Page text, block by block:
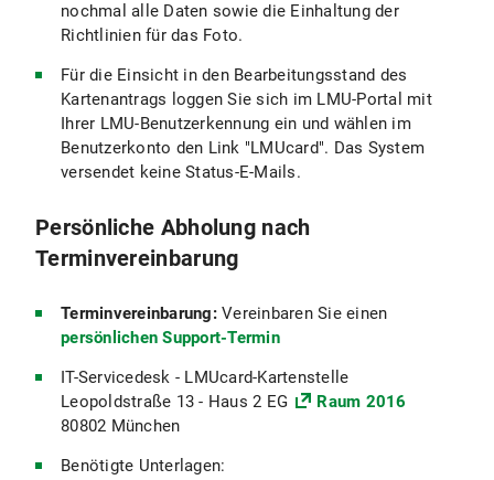
nochmal alle Daten sowie die Einhaltung der
Richtlinien für das Foto.
Für die Einsicht in den Bearbeitungsstand des
Kartenantrags loggen Sie sich im LMU-Portal mit
Ihrer LMU-Benutzerkennung ein und wählen im
Benutzerkonto den Link "LMUcard". Das System
versendet keine Status-E-Mails.
Persönliche Abholung nach
Terminvereinbarung
Terminvereinbarung: Vereinbaren Sie einen
persönlichen Support-Termin
IT-Servicedesk - LMUcard-Kartenstelle
Leopoldstraße 13 - Haus 2 EG
Raum 2016
80802 München
Benötigte Unterlagen: